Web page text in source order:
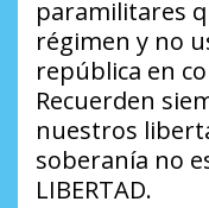
paramilitares
régimen y no
república en
Recuerden
nuestros
soberanía no
LIBERTAD.